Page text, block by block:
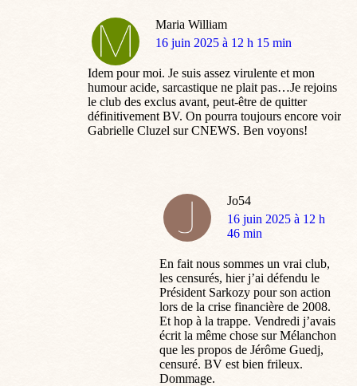
Maria William
dit
16 juin 2025 à 12 h 15 min
Idem pour moi. Je suis assez virulente et mon
humour acide, sarcastique ne plait pas…Je rejoins
le club des exclus avant, peut-être de quitter
définitivement BV. On pourra toujours encore voir
Gabrielle Cluzel sur CNEWS. Ben voyons!
Jo54
dit
:
16 juin 2025 à 12 h
46 min
En fait nous sommes un vrai club,
les censurés, hier j’ai défendu le
Président Sarkozy pour son action
lors de la crise financière de 2008.
Et hop à la trappe. Vendredi j’avais
écrit la même chose sur Mélanchon
que les propos de Jérôme Guedj,
censuré. BV est bien frileux.
Dommage.